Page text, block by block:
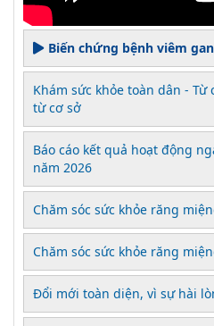
Biến chứng bệnh viêm
Khám sức khỏe toàn dân -
từ cơ sở
Báo cáo kết quả hoạt động
năm 2026
Chăm sóc sức khỏe răng
Chăm sóc sức khỏe răng
Đổi mới toàn diện, vì sự hài